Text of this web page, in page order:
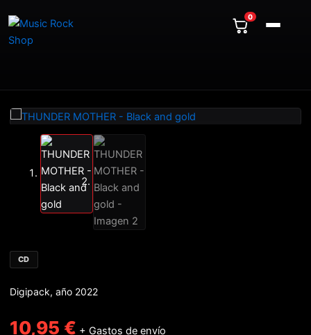
0
contenido
CD
Digipack, año 2022
10,95 € + Gastos de envío
MOTHER
-
cantidad